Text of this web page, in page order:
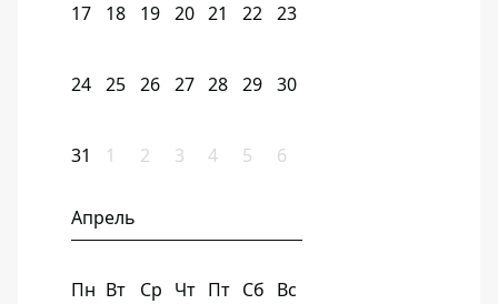
17 18 19 20 21 22 23
24 25 26 27 28 29 30
31 1 2 3 4 5 6
Апрель
Пн Вт Ср Чт Пт Сб Вс